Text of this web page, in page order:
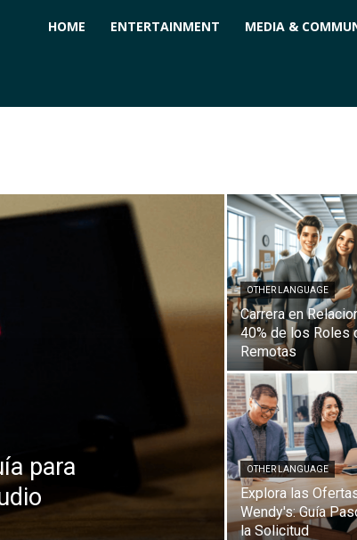
NewsForPCHOME ENTERTAINMENT MEDIA &
para
OTHER LANGUAGE
Carrera en
40% de los Roles
Remotas
OTHER LANGUAGE
Explora las
Wendy's: Guía
la Solicitud